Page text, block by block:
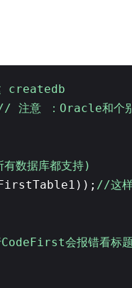
createdb
注意 ：Oracle和个别
有数据库都支持)
//这样
会报错看标